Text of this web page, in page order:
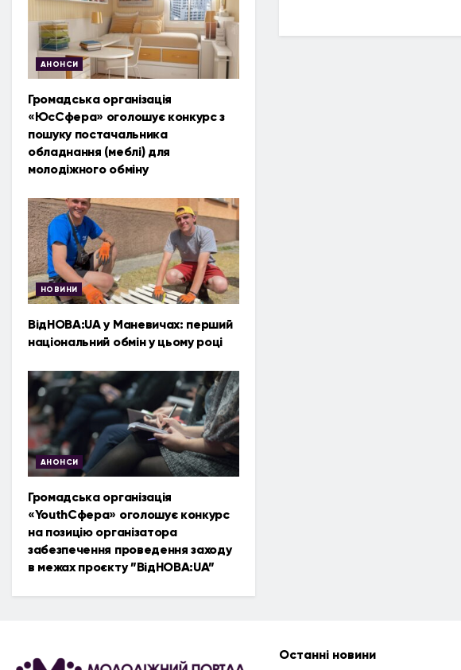
АНОНСИ
Громадська організація
«ЮсСфера» оголошує конкурс з
пошуку постачальника
обладнання (меблі) для
молодіжного обміну
НОВИНИ
ВідНОВА:UA у Маневичах: перший
національний обмін у цьому році
АНОНСИ
Громадська організація
«YouthСфера» оголошує конкурс
на позицію організатора
забезпечення проведення заходу
в межах проєкту ”ВідНОВА:UA”
Останні новини